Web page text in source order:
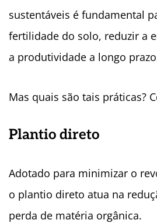
sustentáveis é fundamental
fertilidade do solo, reduzir a
a produtividade a longo
Mas quais são tais práticas?
Plantio direto
Adotado para minimizar o
o plantio direto atua na
perda de matéria orgânica.